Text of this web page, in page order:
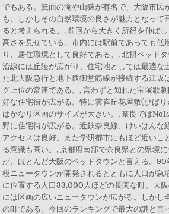
でもある。箕面の滝や山猿が有名で、大阪市民
も。しかしその自然環境の良さが魅力となって
ると考えられる。, 前回から大きく所得を伸ば
高さを見せている。市内には駅前であっても低
り、居住環境として良好である。, 北摂ベッド
沿線には丘陵が広がり、住宅地としては最適な
た北大阪急行と地下鉄御堂筋線が接続する江坂
グ上位の常連である。, 言わずと知れた宝塚歌
好な住宅街が広がる。特に雲雀丘花屋敷(ひば
はかなり区画のサイズが大きい。, 奈良では
野に住宅街が広がる。近鉄奈良線、けいはんな
アクセスは良好。また学研都市にもほど近いこ
る意識も高い。, 京都府南部で奈良県との県境
が、ほとんど大阪のベッドタウンと言える。
模ニュータウンが開発されるとともに人口が急
に位置する人口33,000人ほどの長閑な町。大
には区画の広いニュータウンが広がる。しかし
の町である。今回のランキングで最大の謎と言